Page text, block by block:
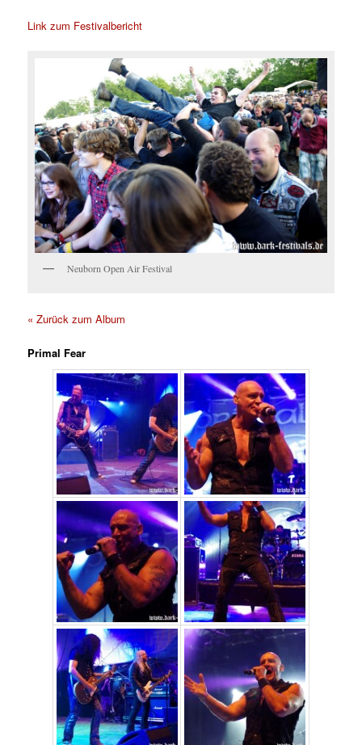
Link zum Festivalbericht
Neuborn Open Air Festival
« Zurück zum Album
Primal Fear